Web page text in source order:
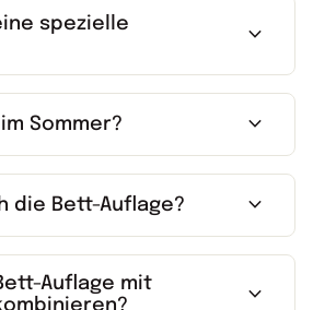
spezielle
expand_more
Sommer? expand_more
die Bett-Auflage? expand_more
Auflage mit
expand_more